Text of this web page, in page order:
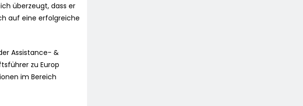
überzeugt, dass er
auf eine erfolgreiche
Assistance- &
zu Europ
im Bereich